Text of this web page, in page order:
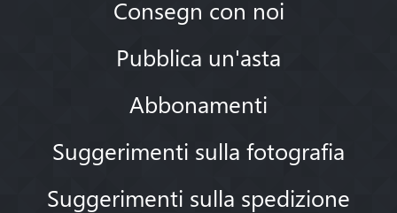
Consegn con noi
Pubblica un'asta
Abbonamenti
Suggerimenti sulla fotografia
Suggerimenti sulla spedizione